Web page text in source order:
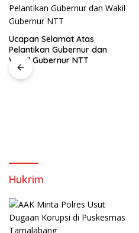
Ucapan Selamat Atas
Pelantikan Gubernur dan
Wakil Gubernur NTT
Hukrim